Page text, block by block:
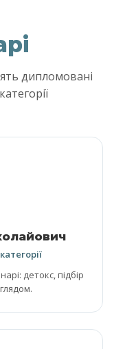
дипломовані
детокс, підбір